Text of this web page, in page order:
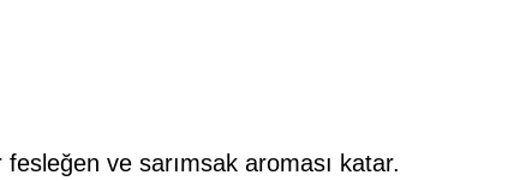
ve sarımsak aroması katar.